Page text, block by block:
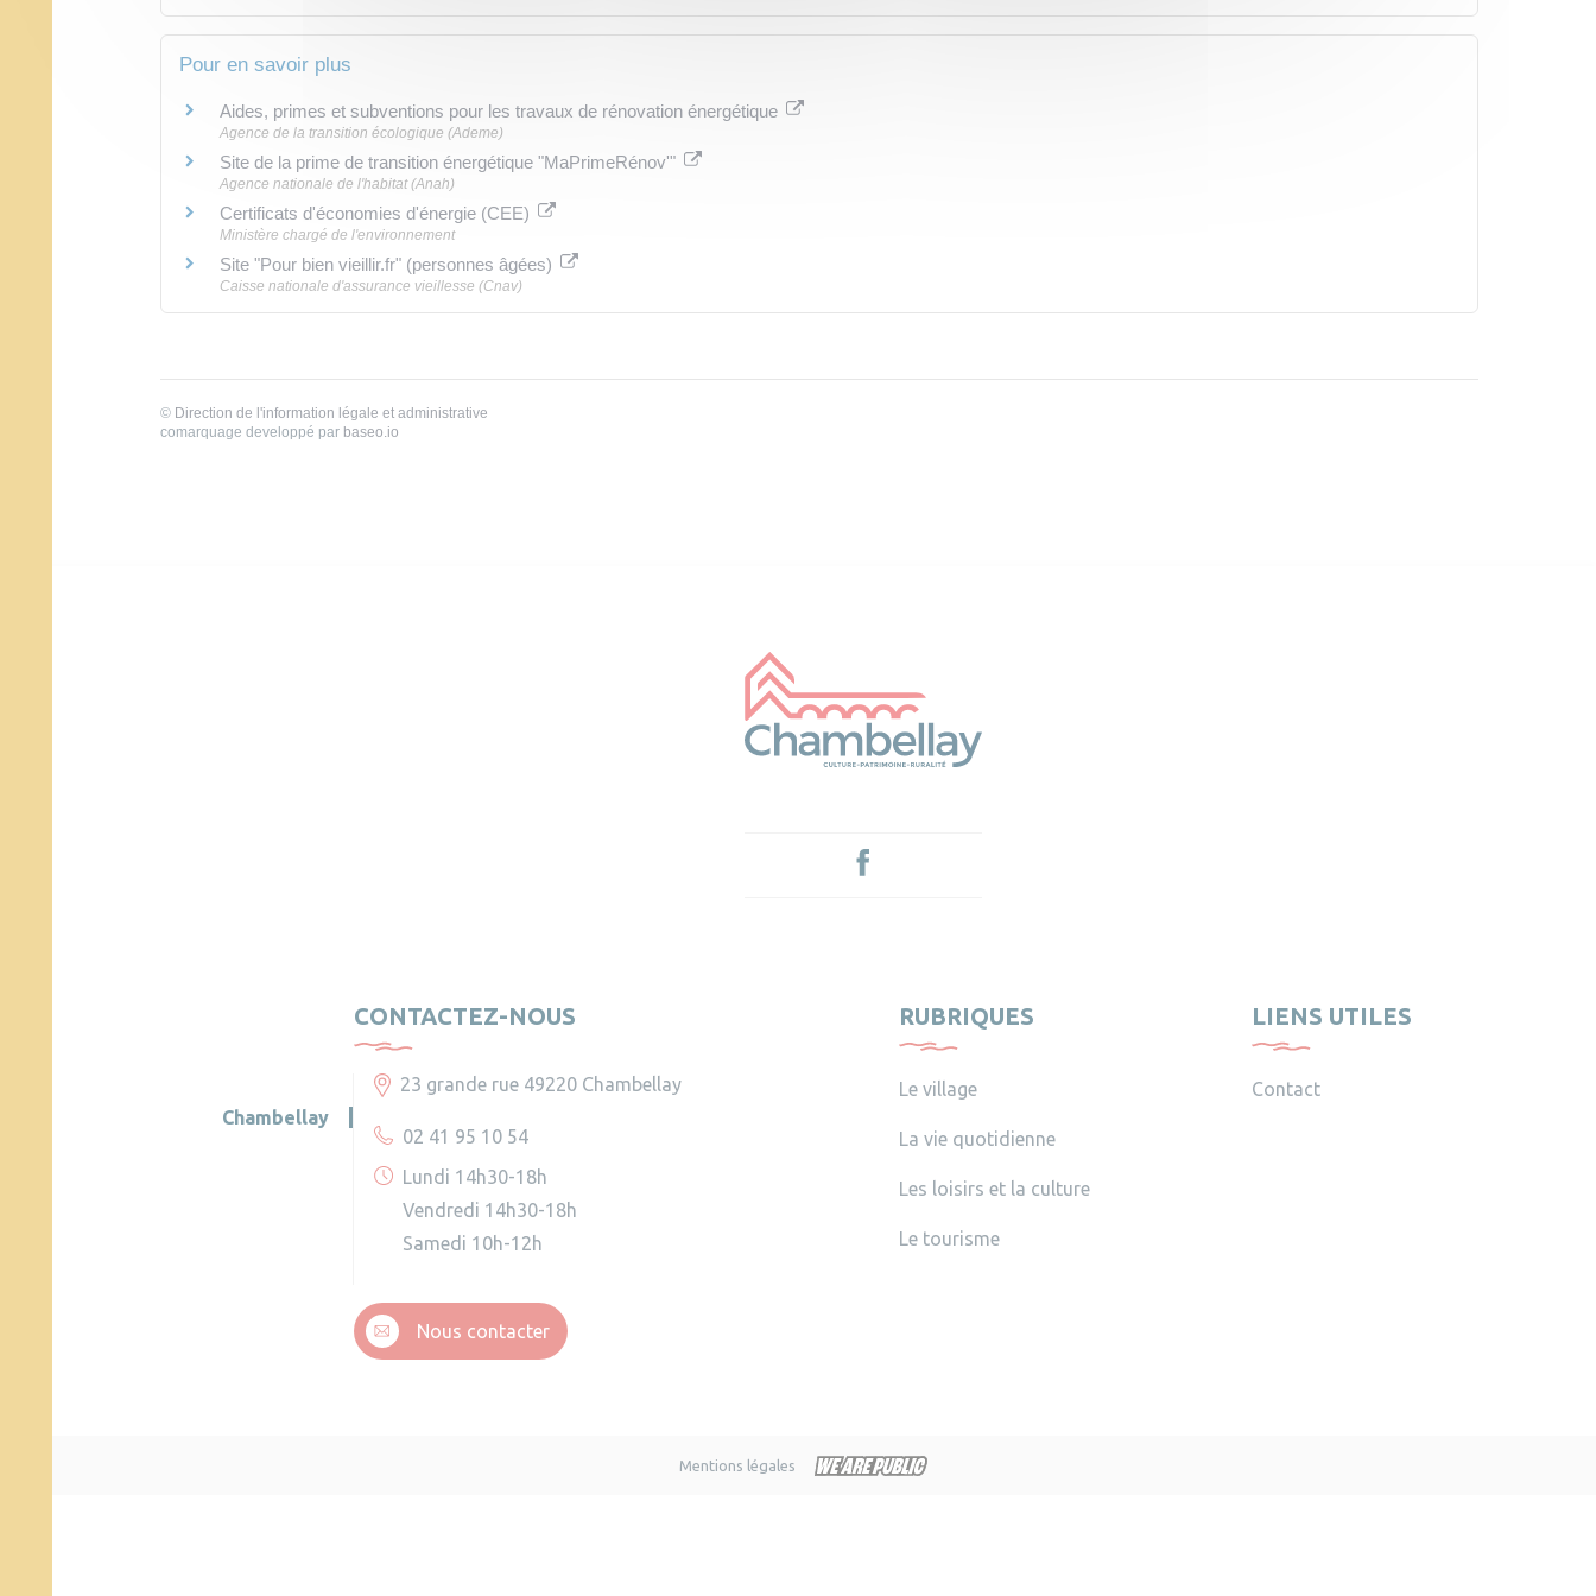
Pour en savoir plus
Aides, primes et subventions pour les travaux de rénovation énergétique
Agence de la transition écologique (Ademe)
Site de la prime de transition énergétique "MaPrimeRénov'"
Agence nationale de l'habitat (Anah)
Certificats d'économies d'énergie (CEE)
Ministère chargé de l'environnement
Site "Pour bien vieillir.fr" (personnes âgées)
Caisse nationale d'assurance vieillesse (Cnav)
© Direction de l'information légale et administrative
comarquage developpé par baseo.io
CONTACTEZ-NOUS
Chambellay
23 grande rue 49220 Chambellay
02 41 95 10 54
Lundi 14h30-18h
Vendredi 14h30-18h
Samedi 10h-12h
Nous contacter
RUBRIQUES
Le village
La vie quotidienne
Les loisirs et la culture
Le tourisme
LIENS UTILES
Contact
Mentions légales